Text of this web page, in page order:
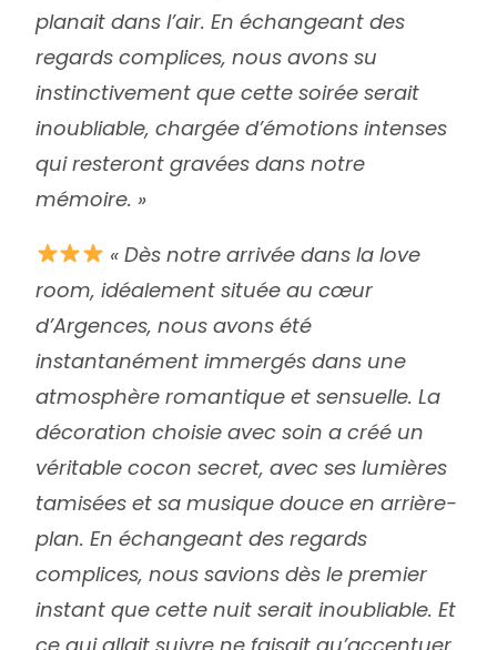
planait dans l’air. En échangeant des
regards complices, nous avons su
instinctivement que cette soirée serait
inoubliable, chargée d’émotions intenses
qui resteront gravées dans notre
mémoire. »
« Dès notre arrivée dans la love
room, idéalement située au cœur
d’Argences, nous avons été
instantanément immergés dans une
atmosphère romantique et sensuelle. La
décoration choisie avec soin a créé un
véritable cocon secret, avec ses lumières
tamisées et sa musique douce en arrière-
plan. En échangeant des regards
complices, nous savions dès le premier
instant que cette nuit serait inoubliable. Et